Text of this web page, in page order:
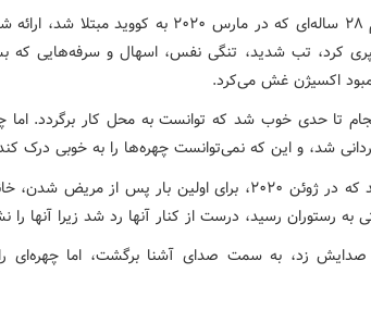
گزارش‌هایی مورد آنی، خانم ۲۸ ساله‌ای که در مارس ۲۰۲۰ به کووید
کرد، تب شدید، تنگی نفس، اسهال و سرفه‌هایی که
اکسیژن غش می‌کرد.
تا حدی خوب شد که توانست به محل کار برگردد. اما
شد، و این که نمی‌توانست چهره‌ها را به خوبی درک
همه چیز زمانی به اوج رسید که در ژوئن ۲۰۲۰، برای اولین بار پس از
به رستوران رسید، درست از کنار آنها رد شد زیرا آنها را
زد، به سمت صدای آشنا برگشت، اما چهره‌ای